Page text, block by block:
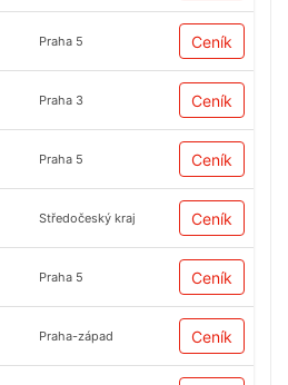
Praha 5 Ceník
Praha 3 Ceník
Praha 5 Ceník
Středočeský kraj Ceník
Praha 5 Ceník
Praha-západ Ceník